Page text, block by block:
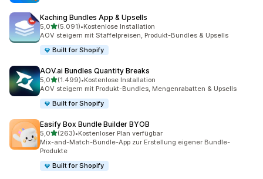
Kaching Bundles App & Upsells
5,0von 5 Sternen
(5.091)
5091 Rezensionen insgesamt
•Kostenlose Installation
AOV steigern mit Staffelpreisen, Produkt-Bundles & Upsells
Built for Shopify
AOV.ai Bundles Quantity Breaks
5,0von 5 Sternen
(1.499)
1499 Rezensionen insgesamt
•Kostenlose Installation
AOV steigern mit Produkt-Bundles, Mengenrabatten & Upsells
Built for Shopify
Easify Box Bundle Builder BYOB
5,0von 5 Sternen
(263)
263 Rezensionen insgesamt
•Kostenloser Plan verfügbar
Mix-and-Match-Bundle-App zur Erstellung eigener Bundle-
Produkte
Built for Shopify